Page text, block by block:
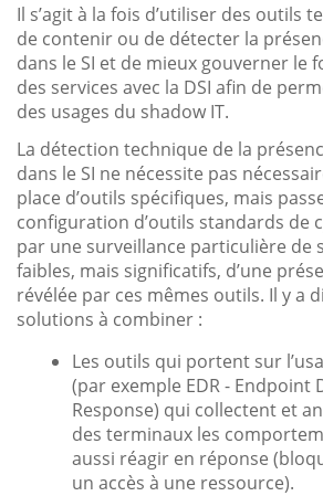
Il s’agit à la fois d’utiliser des outils
de contenir ou de détecter la
dans le SI et de mieux gouverner le
des services avec la DSI afin de
des usages du shadow IT.
La détection technique de la
dans le SI ne nécessite pas
place d’outils spécifiques, mais
configuration d’outils standards de
par une surveillance particulière de
faibles, mais significatifs, d’une
révélée par ces mêmes outils. Il y a
solutions à combiner :
Les outils qui portent sur
(par exemple EDR - Endpoint
Response) qui collectent et
des terminaux les
aussi réagir en réponse
un accès à une ressource).